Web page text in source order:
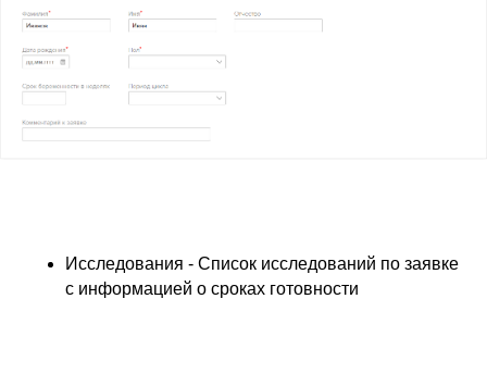
Исследования - Список исследований по заявке
с информацией о сроках готовности